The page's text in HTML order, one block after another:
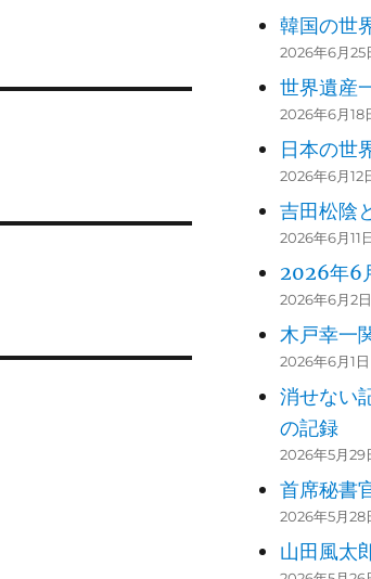
韓国の世
2026年6月25
世界遺産
2026年6月18
日本の世
2026年6月12
吉田松陰
2026年6月11
2026年6
2026年6月2日
木戸幸一
2026年6月1日
消せない
の記録
2026年5月29
首席秘書
2026年5月28
山田風太